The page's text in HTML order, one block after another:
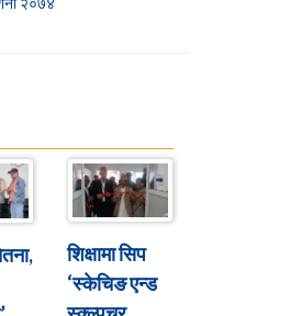
शिक्षामा सिप
‘स्केचिङ एन्ड